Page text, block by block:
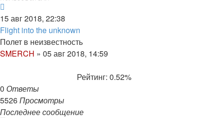
15 авг 2018, 22:38
Flight into the unknown
Полет в неизвестность
SMERCH » 05 авг 2018, 14:59
Рейтинг: 0.52%
0 Ответы
5526Просмотры
Последнее сообщение